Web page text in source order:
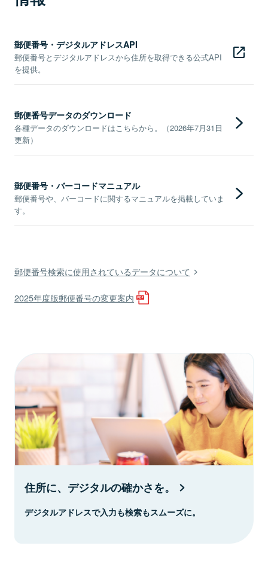
郵便番号・デジタルアドレスAPI
郵便番号とデジタルアドレスから住所を取得できる公式API
を提供。
郵便番号データのダウンロード
各種データのダウンロードはこちらから。（2026年7月31日
更新）
郵便番号・バーコードマニュアル
郵便番号や、バーコードに関するマニュアルを掲載していま
す。
郵便番号検索に使用されているデータについて
2025年度版郵便番号の変更案内
住所に、デジタルの確かさを。
デジタルアドレスで入力も検索もスムーズに。